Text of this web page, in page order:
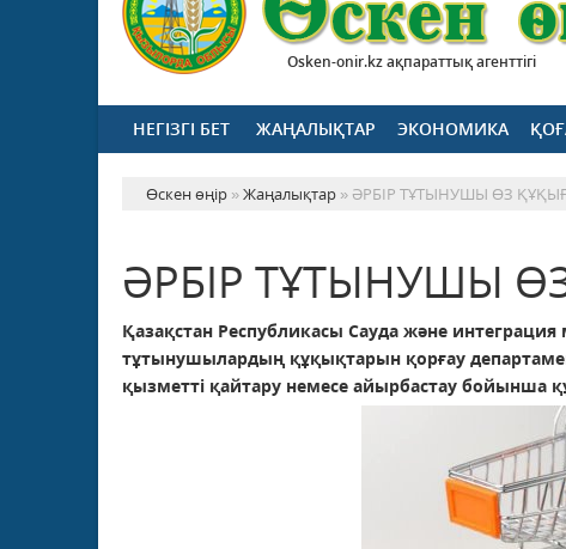
Osken-onir.kz ақпараттық агенттігі
НЕГІЗГІ БЕТ ЖАҢАЛЫҚТАР ЭКОНОМИКА
Өскен өңір »Жаңалықтар » ӘРБІР ТҰТЫНУШЫ ӨЗ
ӘРБІР ТҰТЫНУШЫ
Қазақстан Республикасы Сауда және
тұтынушылардың құқықтарын қорғау
қызметті қайтару немесе айырбастау бойынша